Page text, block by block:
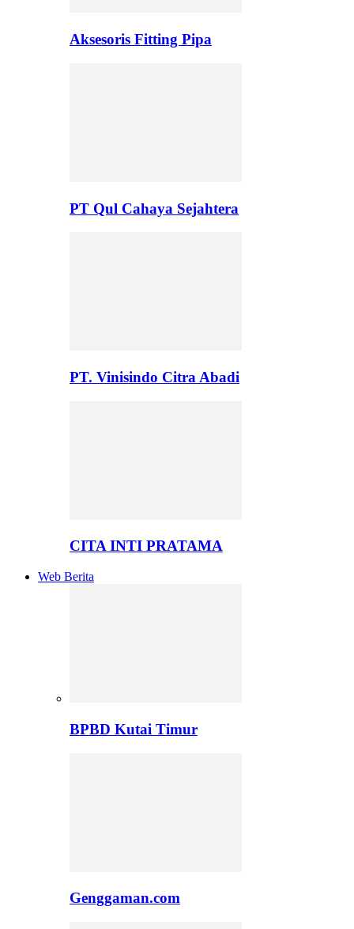
Aksesoris Fitting Pipa
PT Qul Cahaya Sejahtera
PT. Vinisindo Citra Abadi
CITA INTI PRATAMA
Web Berita
BPBD Kutai Timur
Genggaman.com